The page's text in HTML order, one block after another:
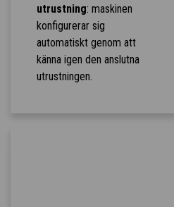
utrustning: maskinen
konfigurerar sig
automatiskt genom att
känna igen den anslutna
utrustningen.